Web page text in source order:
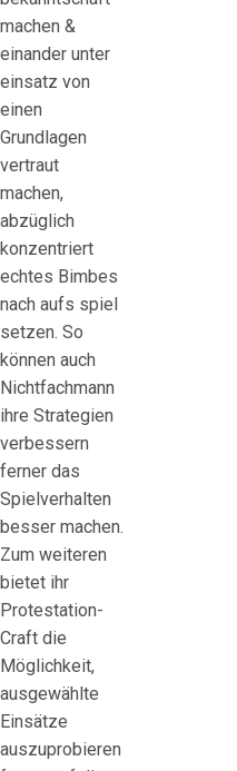
machen &
einander unter
einsatz von
einen
Grundlagen
vertraut
machen,
abzüglich
konzentriert
echtes Bimbes
nach aufs spiel
setzen. So
können auch
Nichtfachmann
ihre Strategien
verbessern
ferner das
Spielverhalten
besser machen.
Zum weiteren
bietet ihr
Protestation-
Craft die
Möglichkeit,
ausgewählte
Einsätze
auszuprobieren